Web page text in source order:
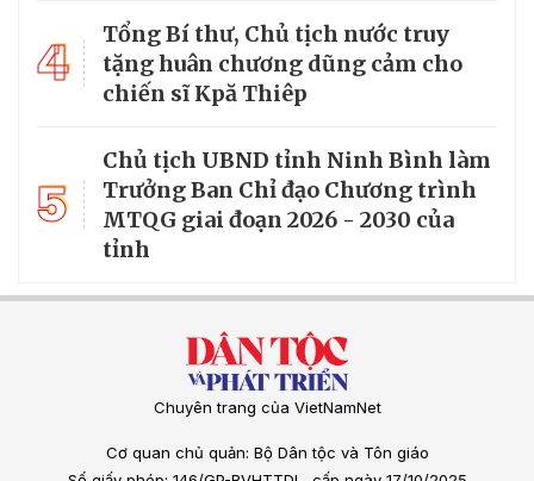
4
Tổng Bí thư, Chủ tịch nước truy
tặng huân chương dũng cảm cho
chiến sĩ Kpă Thiêp
5
Chủ tịch UBND tỉnh Ninh Bình làm
Trưởng Ban Chỉ đạo Chương trình
MTQG giai đoạn 2026 - 2030 của
tỉnh
Chuyên trang của VietNamNet
Cơ quan chủ quản: Bộ Dân tộc và Tôn giáo